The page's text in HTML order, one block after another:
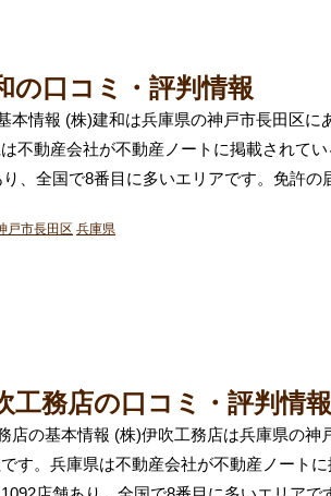
の口コミ・評判情報
本情報 (株)建和は兵庫県の神戸市長田区に
不動産会社が不動産ノートに掲載されて
り、全国で8番目に多いエリアです。免許の
戸市長田区 兵庫県
工務店の口コミ・評判情報
店の基本情報 (株)伊吹工務店は兵庫県の神
す。兵庫県は不動産会社が不動産ノート